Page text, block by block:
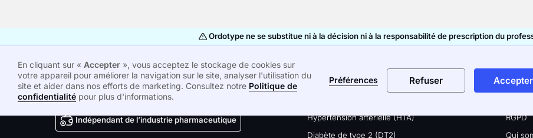
Ordotype ne se substitue ni à la décision ni à la responsabilité de prescription du
En cliquant sur « Accepter », vous acceptez le stockage de cookies sur
votre appareil pour améliorer la navigation sur le site, analyser l'utilisation du
site et aider dans nos efforts de marketing. Consultez notre Politique de
confidentialité pour plus d'informations.
Préférences Refuser Accepter
Ordotype facilite la pratique de milliers de médecins.
Indépendant de l’industrie pharmaceutique
Recherches fréquentes
Hypertension artérielle (HTA)
Diabète de type 2 (DT2)
Liens
RGPD
Qui